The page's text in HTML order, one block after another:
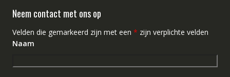
Neem contact met ons op
Velden die gemarkeerd zijn met een * zijn verplichte velden
Naam